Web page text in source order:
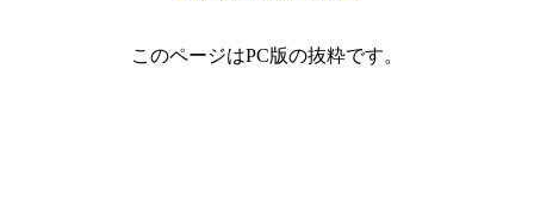
このページはPC版の抜粋です。